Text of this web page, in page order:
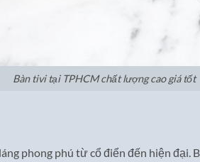
Bàn tivi tại TPHCM chất lượng cao giá tốt
phong phú từ cổ điển đến hiện đại.